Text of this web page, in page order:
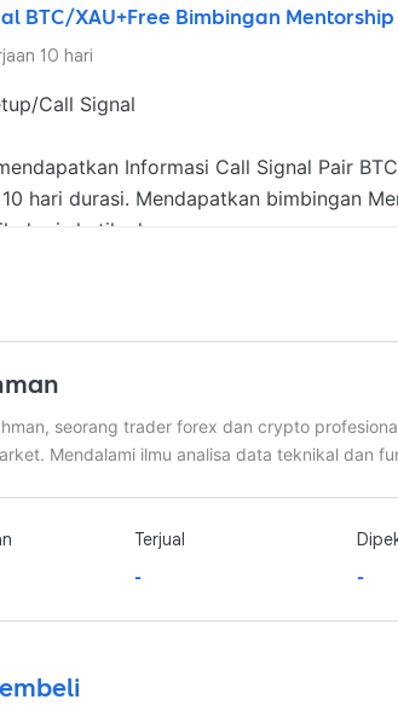
BTC/XAU+Free Bimbingan Mentorship
10 hari
Call Signal
Informasi Call Signal Pair
hari durasi. Mendapatkan bimbingan
ketika loss.
seorang trader forex dan crypto
Mendalami ilmu analisa data teknikal dan
Terjual
- -